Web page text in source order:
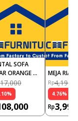
SOFA
ORANGE
%
MEJA RIAS
Rp
4.76%
Rp